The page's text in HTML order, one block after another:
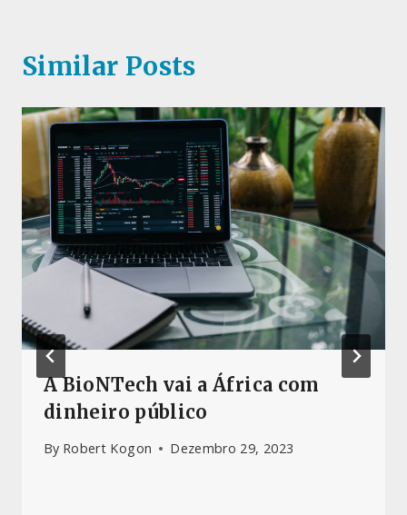
Similar Posts
A BioNTech vai a África com
dinheiro público
By Robert Kogon Dezembro 29, 2023